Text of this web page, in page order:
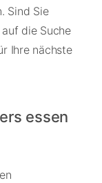
Sind Sie
die Suche
Ihre nächste
essen